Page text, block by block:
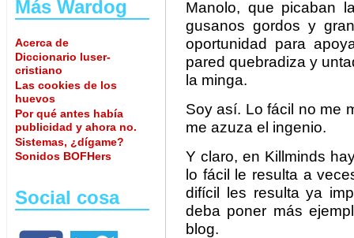
Más Wardog
Acerca de
Diccionario luser-
cristiano
Las cookies de los
huevos
Por qué antes había
publicidad y ahora no.
Sistemas, ¿dígame?
Sonidos BOFHers
Social cosa
Manolo, que picaban
gusanos gordos y
oportunidad para
pared quebradiza y
la minga.
Soy así. Lo fácil no me
me azuza el ingenio.
Y claro, en Killminds
lo fácil le resulta a
difícil les resulta ya
deba poner más
blog.